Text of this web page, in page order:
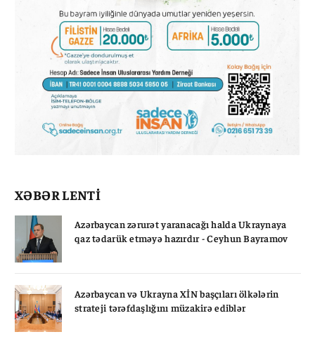
XƏBƏR LENTİ
Azərbaycan zərurət yaranacağı halda Ukraynaya
qaz tədarük etməyə hazırdır - Ceyhun Bayramov
Azərbaycan və Ukrayna XİN başçıları ölkələrin
strateji tərəfdaşlığını müzakirə ediblər